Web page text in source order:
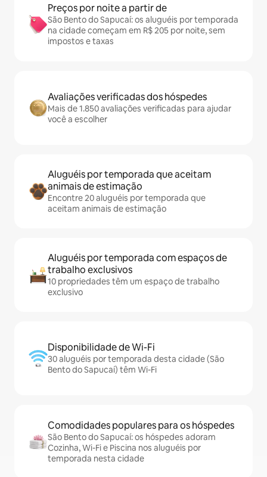
Preços por noite a partir de
São Bento do Sapucaí: os aluguéis por temporada
na cidade começam em R$ 205 por noite, sem
impostos e taxas
Avaliações verificadas dos hóspedes
Mais de 1.850 avaliações verificadas para ajudar
você a escolher
Aluguéis por temporada que aceitam
animais de estimação
Encontre 20 aluguéis por temporada que
aceitam animais de estimação
Aluguéis por temporada com espaços de
trabalho exclusivos
10 propriedades têm um espaço de trabalho
exclusivo
Disponibilidade de Wi-Fi
30 aluguéis por temporada desta cidade (São
Bento do Sapucaí) têm Wi-Fi
Comodidades populares para os hóspedes
São Bento do Sapucaí: os hóspedes adoram
Cozinha, Wi-Fi e Piscina nos aluguéis por
temporada nesta cidade